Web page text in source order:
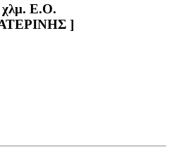
χλμ. Ε.Ο.
]